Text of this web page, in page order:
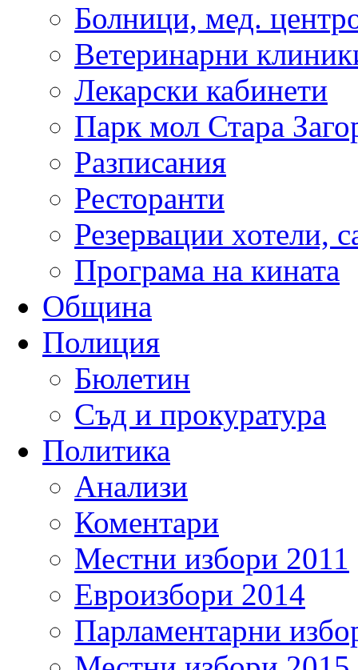
Болници, мед.
Ветеринарни
Лекарски кабинети
Парк мол Стара
Разписания
Ресторанти
Резервации хотели,
Програма на кината
Община
Полиция
Бюлетин
Съд и прокуратура
Политика
Анализи
Коментари
Местни избори 2011
Евроизбори 2014
Парламентарни